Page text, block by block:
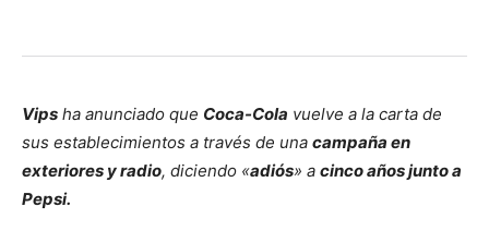
Vips ha anunciado que Coca-Cola vuelve a la carta de
sus establecimientos a través de una campaña en
exteriores y radio, diciendo «adiós» a cinco años junto a
Pepsi.